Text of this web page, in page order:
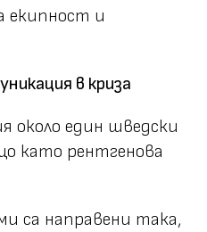
екипност и
в криза
около един шведски
като рентгенова
са направени така,